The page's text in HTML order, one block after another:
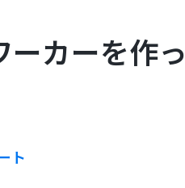
カーを作っ
ト